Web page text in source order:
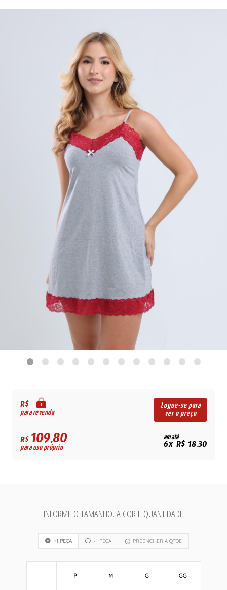
R$
para revenda
Logue-se para
ver o preço
R$109,80
para uso próprio
em até
6x R$ 18,30
INFORME O TAMANHO, A COR E QUANTIDADE
+1 PEÇA -1 PEÇA PREENCHER A QTDE
P M G GG